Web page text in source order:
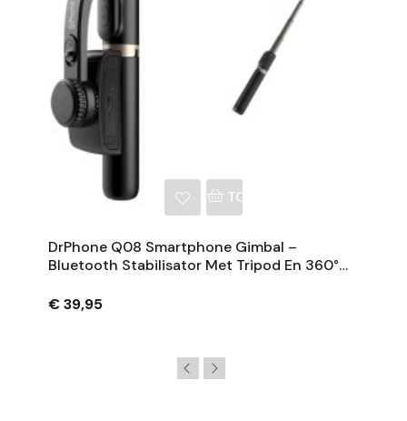
TOEVOEGEN AAN
DrPhone Q08 Smartphone Gimbal –
Bluetooth Stabilisator Met Tripod En 360°
€ 39,95